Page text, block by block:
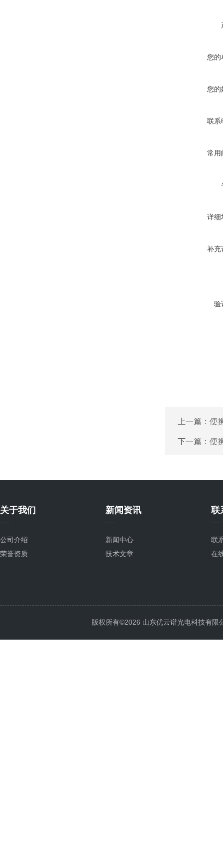
您的
您的
联系
常用
详细
补充
验
上一篇： 便
下一篇： 便
关于我们
公司介绍
荣誉资质
新闻资讯
新闻中心
技术文章
联
联
在
版权所有©2026 山东优云谱光电科技有